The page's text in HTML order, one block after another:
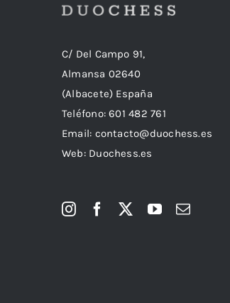
C/ Del Campo 91,
Almansa 02640
(Albacete) España
Teléfono:601 482 761
Email: contacto@duochess.es
Web: Duochess.es